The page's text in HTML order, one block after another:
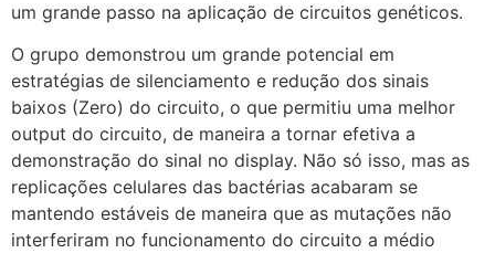
um grande passo na aplicação de circuitos genéticos.
O grupo demonstrou um grande potencial em
estratégias de silenciamento e redução dos sinais
baixos (Zero) do circuito, o que permitiu uma melhor
output do circuito, de maneira a tornar efetiva a
demonstração do sinal no display. Não só isso, mas as
replicações celulares das bactérias acabaram se
mantendo estáveis de maneira que as mutações não
interferiram no funcionamento do circuito a médio